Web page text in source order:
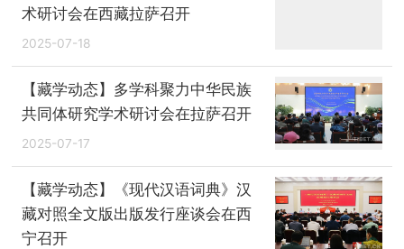
术研讨会在西藏拉萨召开
2025-07-18
【藏学动态】多学科聚力中华民族
共同体研究学术研讨会在拉萨召开
2025-07-17
【藏学动态】《现代汉语词典》汉
藏对照全文版出版发行座谈会在西
宁召开